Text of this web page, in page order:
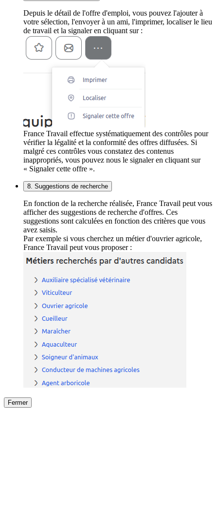
Depuis le détail de l'offre d'emploi, vous pouvez l'ajouter à
votre sélection, l'envoyer à un ami, l'imprimer, localiser le lieu
de travail et la signaler en cliquant sur :
France Travail effectue systématiquement des contrôles pour
vérifier la légalité et la conformité des offres diffusées. Si
malgré ces contrôles vous constatez des contenus
inappropriés, vous pouvez nous le signaler en cliquant sur
« Signaler cette offre ».
8. Suggestions de recherche
En fonction de la recherche réalisée, France Travail peut vous
afficher des suggestions de recherche d'offres. Ces
suggestions sont calculées en fonction des critères que vous
avez saisis.
Par exemple si vous cherchez un métier d'ouvrier agricole,
France Travail peut vous proposer :
Fermer